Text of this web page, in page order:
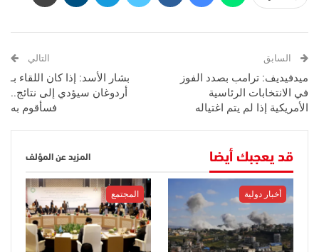
السابق
ميدفيديف: ترامب بصدد الفوز
في الانتخابات الرئاسية
الأمريكية إذا لم يتم اغتياله
التالي
بشار الأسد: إذا كان اللقاء بـ
أردوغان سيؤدي إلى نتائج..
فسأقوم به
قد يعجبك أيضا المزيد عن المؤلف
أخبار دولية المجتمع